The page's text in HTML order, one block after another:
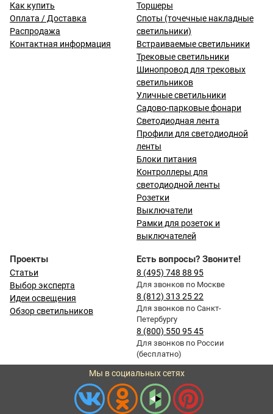
Как купить
Оплата / Доставка
Распродажа
Контактная информация
Торшеры
Споты (точечные накладные
светильники)
Встраиваемые светильники
Трековые светильники
Шинопровод для трековых
светильников
Уличные светильники
Садово-парковые фонари
Светодиодная лента
Профили для светодиодной
ленты
Блоки питания
Контроллеры для
светодиодной ленты
Розетки
Выключатели
Рамки для розеток и
выключателей
Проекты
Статьи
Выбор эксперта
Идеи освещения
Обзор светильников
Есть вопросы? Звоните!
8 (495) 748 88 95
Для звонков по Москве
8 (812) 313 25 22
Для звонков по Санкт-
Петербургу
8 (800) 550 95 45
Для звонков по России
(бесплатно)
Мы в социальных сетях